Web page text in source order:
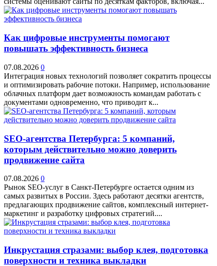
Как цифровые инструменты помогают
повышать эффективность бизнеса
07.08.2026 0
Интеграция новых технологий позволяет сократить процессы
и оптимизировать рабочие потоки. Например, использование
облачных платформ дает возможность командам работать с
документами одновременно, что приводит к...
SEO-агентства Петербурга: 5 компаний,
которым действительно можно доверить
продвижение сайта
07.08.2026 0
Рынок SEO-услуг в Санкт-Петербурге остается одним из
самых развитых в России. Здесь работают десятки агентств,
предлагающих продвижение сайтов, комплексный интернет-
маркетинг и разработку цифровых стратегий....
Инкрустация стразами: выбор клея, подготовка
поверхности и техника выкладки